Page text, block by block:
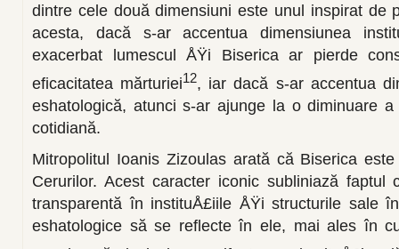
dintre cele două dimensiuni este unul inspi­rat de
acesta, dacă s-ar accentua dimensiunea
exacerbat lumescul ÅŸi Biserica ar pierde
eficacitatea mărturiei12, iar dacă s-ar accentua
eshatologică, atunci s-ar ajunge la o diminuare
cotidiană.
Mitropolitul Ioanis Zizoulas arată că Biserica
Cerurilor. Acest caracter iconic subliniază faptul
transparentă în instituÅ£iile ÅŸi struc­turile sale
eshatologice să se reflecte în ele, mai ales în